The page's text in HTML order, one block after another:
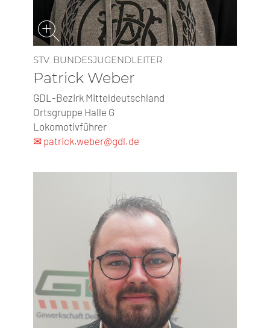
STV. BUNDESJUGENDLEITER
Patrick Weber
GDL-Bezirk Mitteldeutschland
Ortsgruppe Halle G
Lokomotivführer
✉ patrick.weber@gdl.de